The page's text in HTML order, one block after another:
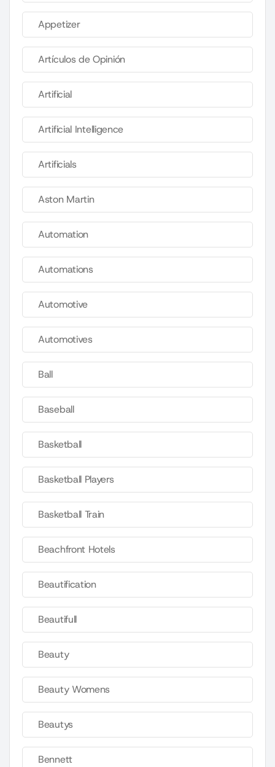
Appetizer
Artículos de Opinión
Artificial
Artificial Intelligence
Artificials
Aston Martin
Automation
Automations
Automotive
Automotives
Ball
Baseball
Basketball
Basketball Players
Basketball Train
Beachfront Hotels
Beautification
Beautifull
Beauty
Beauty Womens
Beautys
Bennett